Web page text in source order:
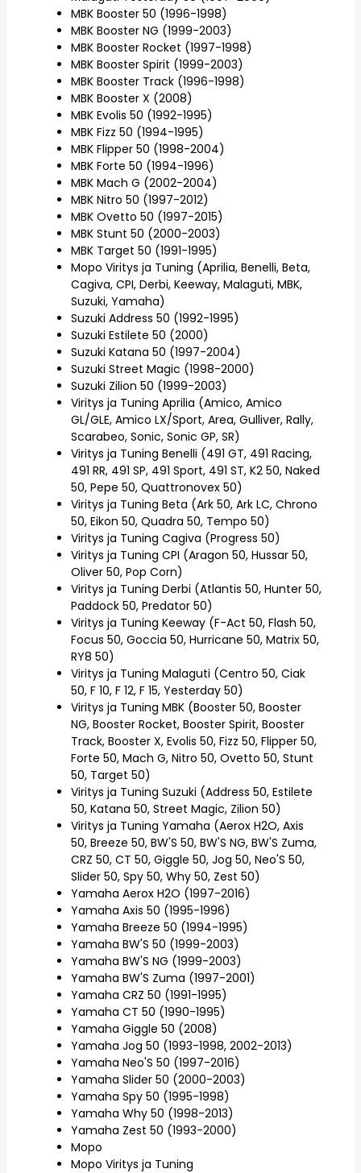
MBK Booster 50 (1996-1998)
MBK Booster NG (1999-2003)
MBK Booster Rocket (1997-1998)
MBK Booster Spirit (1999-2003)
MBK Booster Track (1996-1998)
MBK Booster X (2008)
MBK Evolis 50 (1992-1995)
MBK Fizz 50 (1994-1995)
MBK Flipper 50 (1998-2004)
MBK Forte 50 (1994-1996)
MBK Mach G (2002-2004)
MBK Nitro 50 (1997-2012)
MBK Ovetto 50 (1997-2015)
MBK Stunt 50 (2000-2003)
MBK Target 50 (1991-1995)
Mopo Viritys ja Tuning (Aprilia, Benelli, Beta,
Cagiva, CPI, Derbi, Keeway, Malaguti, MBK,
Suzuki, Yamaha)
Suzuki Address 50 (1992-1995)
Suzuki Estilete 50 (2000)
Suzuki Katana 50 (1997-2004)
Suzuki Street Magic (1998-2000)
Suzuki Zilion 50 (1999-2003)
Viritys ja Tuning Aprilia (Amico, Amico
GL/GLE, Amico LX/Sport, Area, Gulliver, Rally,
Scarabeo, Sonic, Sonic GP, SR)
Viritys ja Tuning Benelli (491 GT, 491 Racing,
491 RR, 491 SP, 491 Sport, 491 ST, K2 50, Naked
50, Pepe 50, Quattronovex 50)
Viritys ja Tuning Beta (Ark 50, Ark LC, Chrono
50, Eikon 50, Quadra 50, Tempo 50)
Viritys ja Tuning Cagiva (Progress 50)
Viritys ja Tuning CPI (Aragon 50, Hussar 50,
Oliver 50, Pop Corn)
Viritys ja Tuning Derbi (Atlantis 50, Hunter 50,
Paddock 50, Predator 50)
Viritys ja Tuning Keeway (F-Act 50, Flash 50,
Focus 50, Goccia 50, Hurricane 50, Matrix 50,
RY8 50)
Viritys ja Tuning Malaguti (Centro 50, Ciak
50, F 10, F 12, F 15, Yesterday 50)
Viritys ja Tuning MBK (Booster 50, Booster
NG, Booster Rocket, Booster Spirit, Booster
Track, Booster X, Evolis 50, Fizz 50, Flipper 50,
Forte 50, Mach G, Nitro 50, Ovetto 50, Stunt
50, Target 50)
Viritys ja Tuning Suzuki (Address 50, Estilete
50, Katana 50, Street Magic, Zilion 50)
Viritys ja Tuning Yamaha (Aerox H2O, Axis
50, Breeze 50, BW'S 50, BW'S NG, BW'S Zuma,
CRZ 50, CT 50, Giggle 50, Jog 50, Neo'S 50,
Slider 50, Spy 50, Why 50, Zest 50)
Yamaha Aerox H2O (1997-2016)
Yamaha Axis 50 (1995-1996)
Yamaha Breeze 50 (1994-1995)
Yamaha BW'S 50 (1999-2003)
Yamaha BW'S NG (1999-2003)
Yamaha BW'S Zuma (1997-2001)
Yamaha CRZ 50 (1991-1995)
Yamaha CT 50 (1990-1995)
Yamaha Giggle 50 (2008)
Yamaha Jog 50 (1993-1998, 2002-2013)
Yamaha Neo'S 50 (1997-2016)
Yamaha Slider 50 (2000-2003)
Yamaha Spy 50 (1995-1998)
Yamaha Why 50 (1998-2013)
Yamaha Zest 50 (1993-2000)
Mopo
Mopo Viritys ja Tuning